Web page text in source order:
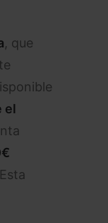
, que
el